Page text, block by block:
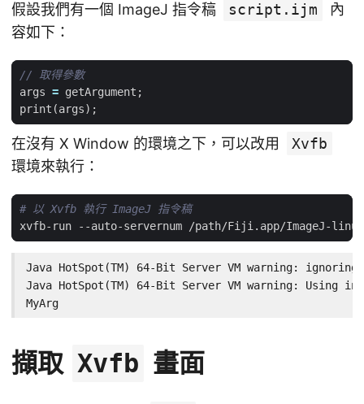
假設我們有一個 ImageJ 指令稿 script.ijm
內
容如下：
args = getArgument ;
print (args);
在沒有 X Window 的環境之下，可以改用
Xvfb
環境來執行：
# 以 Xvfb 執行 ImageJ 指令稿
Java HotSpot(TM) 64-Bit Server VM warning: ignoring
Java HotSpot(TM) 64-Bit Server VM warning: Using
MyArg
擷取 Xvfb 畫面